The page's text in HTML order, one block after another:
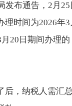
发布通告，2月
理时间为2026年
20日期间办理
后，纳税人需汇